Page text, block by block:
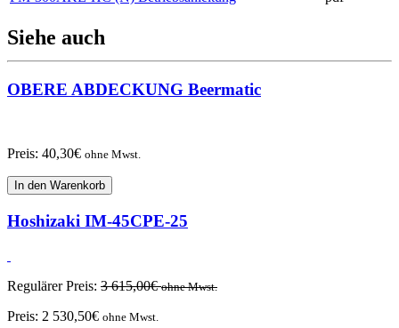
Siehe auch
OBERE ABDECKUNG Beermatic
Preis: 40,30€ ohne Mwst.
In den Warenkorb
Hoshizaki IM-45CPE-25
Regulärer Preis: 3 615,00€ ohne Mwst.
Preis: 2 530,50€ ohne Mwst.